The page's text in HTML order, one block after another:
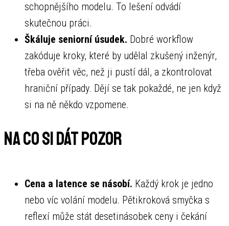
schopnějšího modelu. To lešení odvádí
skutečnou práci.
Škáluje seniorní úsudek. Dobré workflow
zakóduje kroky, které by udělal zkušený inženýr,
třeba ověřit věc, než ji pustí dál, a zkontrolovat
hraniční případy. Dějí se tak pokaždé, ne jen když
si na ně někdo vzpomene.
Na co si dát pozor
Cena a latence se násobí. Každý krok je jedno
nebo víc volání modelu. Pětikroková smyčka s
reflexí může stát desetinásobek ceny i čekání